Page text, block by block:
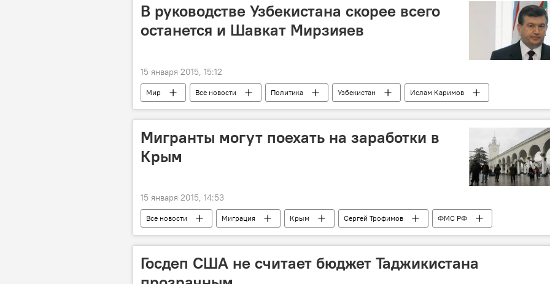
В руководстве Узбекистана скорее всего
останется и Шавкат Мирзияев
15 января 2015, 15:12
Мир Все новости Политика Узбекистан
Ислам Каримов
Шавкат Мирзиёев
Мигранты могут поехать на заработки в
Крым
15 января 2015, 14:53
Все новости Миграция Крым Сергей Трофимов
ФМС РФ
Россия
Госдеп США не считает бюджет Таджикистана